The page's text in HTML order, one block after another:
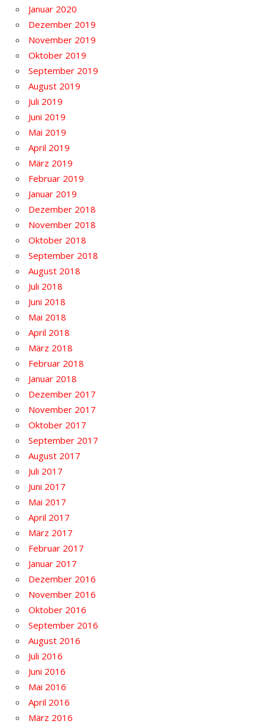
Januar 2020
Dezember 2019
November 2019
Oktober 2019
September 2019
August 2019
Juli 2019
Juni 2019
Mai 2019
April 2019
März 2019
Februar 2019
Januar 2019
Dezember 2018
November 2018
Oktober 2018
September 2018
August 2018
Juli 2018
Juni 2018
Mai 2018
April 2018
März 2018
Februar 2018
Januar 2018
Dezember 2017
November 2017
Oktober 2017
September 2017
August 2017
Juli 2017
Juni 2017
Mai 2017
April 2017
März 2017
Februar 2017
Januar 2017
Dezember 2016
November 2016
Oktober 2016
September 2016
August 2016
Juli 2016
Juni 2016
Mai 2016
April 2016
März 2016